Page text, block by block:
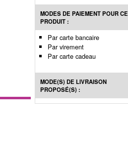
MODES DE PAIEMENT POUR CE
PRODUIT :
Par carte bancaire
Par virement
Par carte cadeau
MODE(S) DE LIVRAISON
PROPOSÉ(S) :